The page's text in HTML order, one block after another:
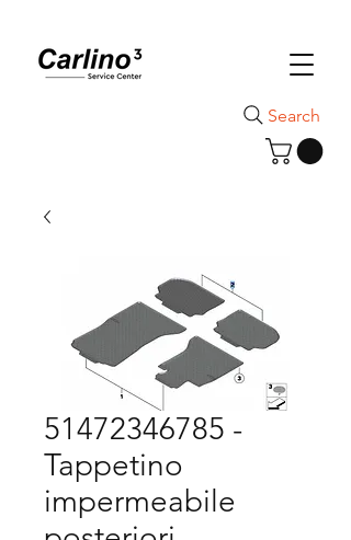
Search
51472346785 -
Tappetino
impermeabile